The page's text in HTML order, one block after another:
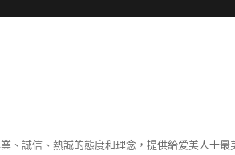
、誠信、熱誠的態度和理念，提供給爱美人士